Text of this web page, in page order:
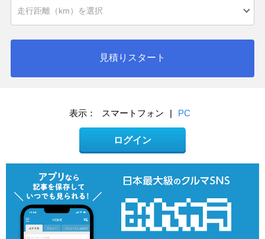
見積りスタート
表示： スマートフォン | PC
ログイン